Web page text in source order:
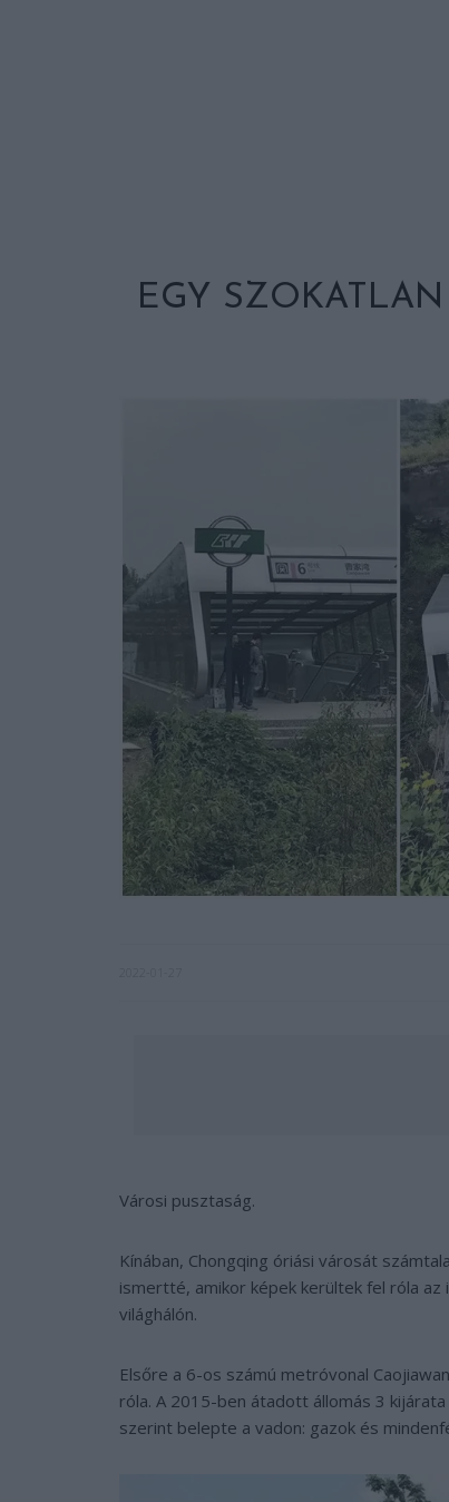
EGY
Városi pusztaság.
Kínában, Chongqing óriási városát
ismertté, amikor képek kerültek fel róla
világhálón.
Elsőre a 6-os számú metróvonal
róla. A 2015-ben átadott állomás 3
szerint belepte a vadon: gazok és